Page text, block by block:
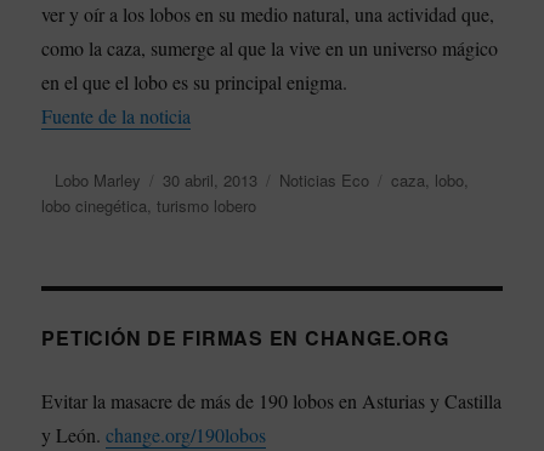
ver y oír a los lobos en su medio natural, una actividad que,
como la caza, sumerge al que la vive en un universo mágico
en el que el lobo es su principal enigma.
Fuente de la noticia
Autor
Lobo Marley
Publicado
el
30 abril, 2013 Categorías
Noticias Eco Etiquetas
caza, lobo,
lobo cinegética,turismo lobero
PETICIÓN DE FIRMAS EN CHANGE.ORG
Evitar la masacre de más de 190 lobos en Asturias y Castilla
y León.change.org/190lobos